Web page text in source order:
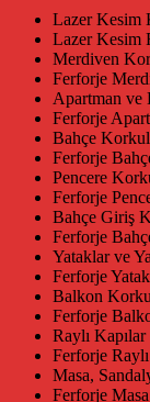
Lazer Kesim
Lazer Kesim
Merdiven
Ferforje
Apartman ve
Ferforje
Bahçe
Ferforje
Pencere
Ferforje
Bahçe Giriş
Ferforje
Yataklar ve
Ferforje
Balkon
Ferforje
Raylı Kapılar
Ferforje
Masa,
Ferforje Masa